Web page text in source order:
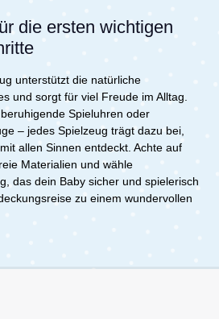
die ersten wichtigen
unterstützt die natürliche
und sorgt für viel Freude im Alltag.
Spieluhren oder
– jedes Spielzeug trägt dazu bei,
allen Sinnen entdeckt. Achte auf
Materialien und wähle
das dein Baby sicher und spielerisch
zu einem wundervollen